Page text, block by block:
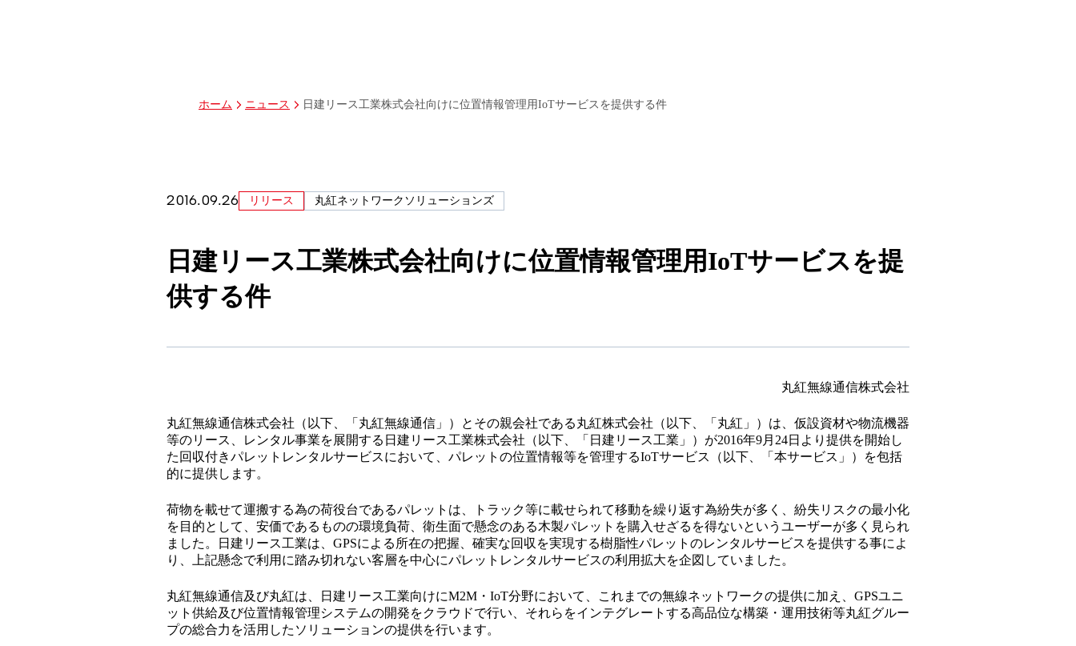
ホーム ニュース 日建リース工業株式会社向けに位置情報管理用IoTサービスを提供する件
2016.09.26 リリース 丸紅ネットワークソリューションズ
日建リース工業株式会社向けに位置情報管理用IoTサービスを提
供する件
丸紅無線通信株式会社
丸紅無線通信株式会社（以下、「丸紅無線通信」）とその親会社である丸紅株式会社（以下、「丸紅」）は、仮設資材や物流機器
等のリース、レンタル事業を展開する日建リース工業株式会社（以下、「日建リース工業」）が2016年9月24日より提供を開始し
た回収付きパレットレンタルサービスにおいて、パレットの位置情報等を管理するIoTサービス（以下、「本サービス」）を包括
的に提供します。
荷物を載せて運搬する為の荷役台であるパレットは、トラック等に載せられて移動を繰り返す為紛失が多く、紛失リスクの最小化
を目的として、安価であるものの環境負荷、衛生面で懸念のある木製パレットを購入せざるを得ないというユーザーが多く見られ
ました。日建リース工業は、GPSによる所在の把握、確実な回収を実現する樹脂性パレットのレンタルサービスを提供する事によ
り、上記懸念で利用に踏み切れない客層を中心にパレットレンタルサービスの利用拡大を企図していました。
丸紅無線通信及び丸紅は、日建リース工業向けにM2M・IoT分野において、これまでの無線ネットワークの提供に加え、GPSユニ
ット供給及び位置情報管理システムの開発をクラウドで行い、それらをインテグレートする高品位な構築・運用技術等丸紅グルー
プの総合力を活用したソリューションの提供を行います。